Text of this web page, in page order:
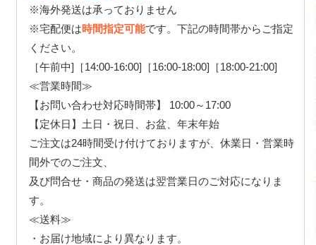
※海外発送は承っておりません
※宅配便は時間指定可能です。下記の時間帯からご指定
ください。
［午前中]［14:00-16:00]［16:00-18:00]［18:00-21:00]
≪営業時間≫
【お問い合わせ対応時間帯】 10:00～17:00
【定休日】土日・祝日、お盆、年末年始
ご注文は24時間受け付けておりますが、休業日・営業時
間外でのご注文、
及び問合せ・商品の発送は翌営業日のご対応になりま
す。
≪送料≫
・お届け地域により異なります。